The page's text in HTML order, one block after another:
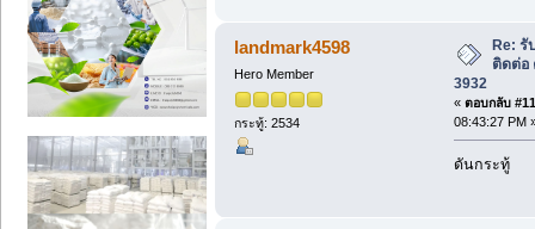
landmark4598
Hero Member
กระทู้: 2534
Re: รั
ติดต่อ
3932
« ตอบกลับ
08:43:27 PM
ดันกระทู้